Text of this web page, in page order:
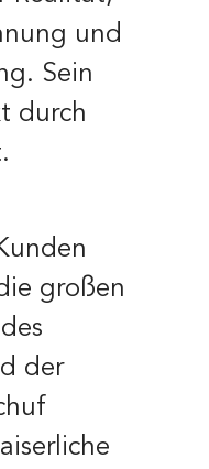
und
Sein
durch
großen
der